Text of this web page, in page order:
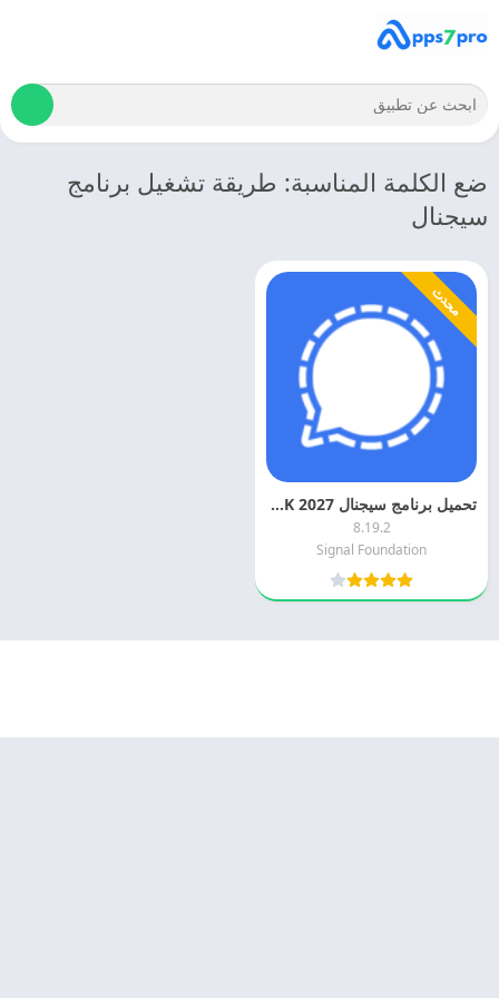
ضع الكلمة المناسبة: طريقة تشغيل برنامج
سيجنال
محدث
تحميل برنامج سيجنال Signal APK 2027 اخر اصدار مجانا
8.19.2
Signal Foundation